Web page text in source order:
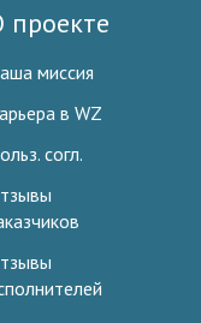
проекте
миссия
в WZ
согл.